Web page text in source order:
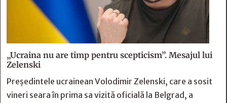
„Ucraina nu are timp pentru scepticism”. Mesajul lui
Zelenski
Preşedintele ucrainean Volodimir Zelenski, care a sosit
vineri seara în prima sa vizită oficială la Belgrad, a